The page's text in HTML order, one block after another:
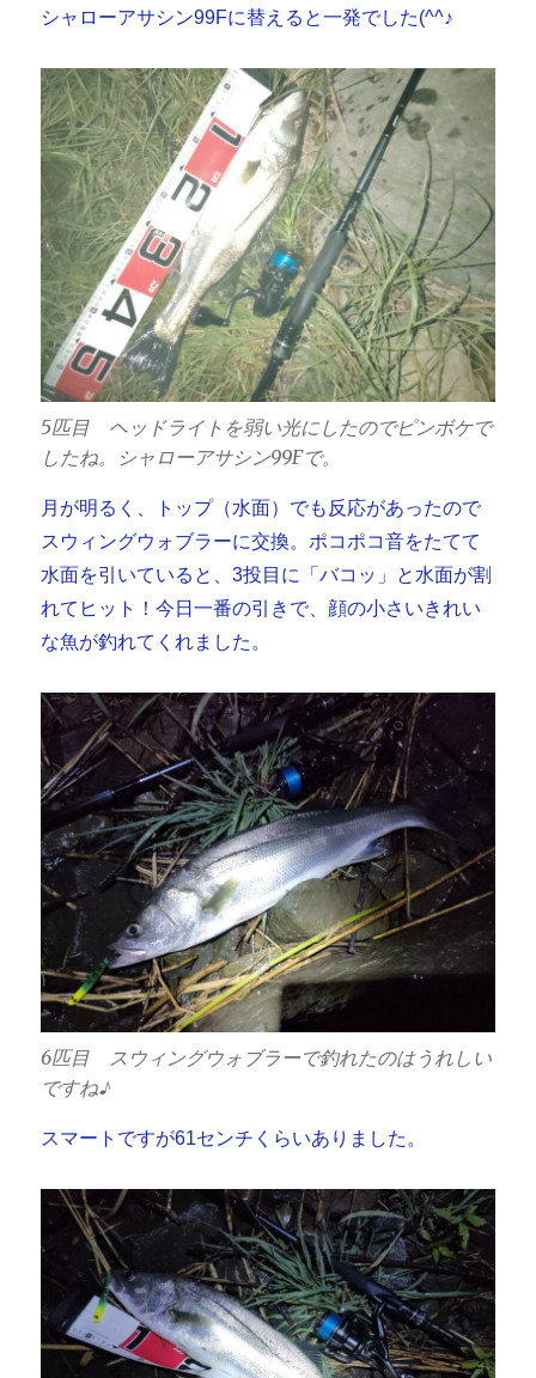
シャローアサシン99Fに替えると一発でした(^^♪
5匹目 ヘッドライトを弱い光にしたのでピンボケで
したね。シャローアサシン99Fで。
月が明るく、トップ（水面）でも反応があったので
スウィングウォブラーに交換。ポコポコ音をたてて
水面を引いていると、3投目に「バコッ」と水面が割
れてヒット！今日一番の引きで、顔の小さいきれい
な魚が釣れてくれました。
6匹目 スウィングウォブラーで釣れたのはうれしい
ですね♪
スマートですが61センチくらいありました。